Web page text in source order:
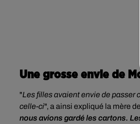
Une grosse envie de
"Les filles avaient envie de passer
celle-ci", a ainsi expliqué la mère
nous avions gardé les cartons.